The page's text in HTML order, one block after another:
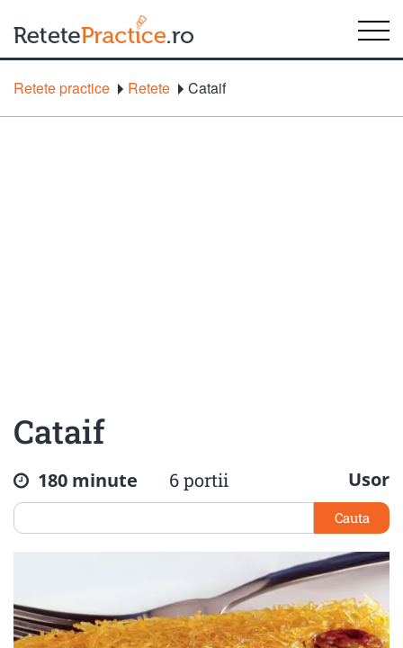
Retete practice Retete Cataif
Cataif
180 minute 6 portii Usor
Cauta